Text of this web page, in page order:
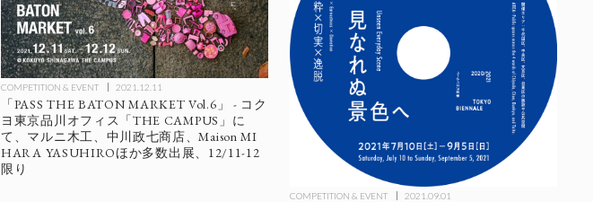
COMPETITION & EVENT 2021.12.11
「PASS THE BATON MARKET Vol.6」 - コク
ヨ東京品川オフィス「THE CAMPUS」に
て、マルニ木工、中川政七商店、Maison MI
HARA YASUHIROほか多数出展、12/11-12
限り
COMPETITION & EVENT 2021.09.01